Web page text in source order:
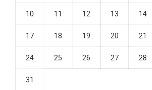
10 11 12 13 14
17 18 19 20 21
24 25 26 27 28
31